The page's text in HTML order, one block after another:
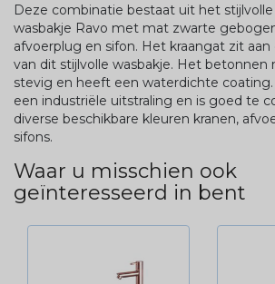
Deze combinatie bestaat uit het
wasbakje Ravo met mat zwarte
afvoerplug en sifon. Het kraangat zit
van dit stijlvolle wasbakje. Het betonnen
stevig en heeft een waterdichte
een industriële uitstraling en is goed te
diverse beschikbare kleuren kranen,
sifons.
Waar u misschien ook
geïnteresseerd in bent